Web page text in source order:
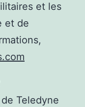
et les
et de
Teledyne